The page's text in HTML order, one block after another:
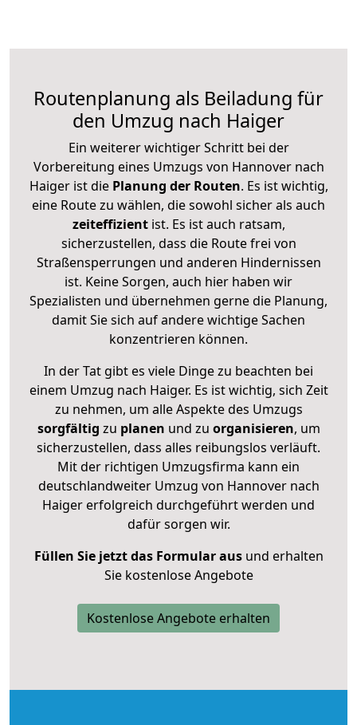
Routenplanung als Beiladung für
den Umzug nach Haiger
Ein weiterer wichtiger Schritt bei der
Vorbereitung eines Umzugs von Hannover nach
Haiger ist diePlanung der Routen. Es ist wichtig,
eine Route zu wählen, die sowohl sicher als auch
zeiteffizientist. Es ist auch ratsam,
sicherzustellen, dass die Route frei von
Straßensperrungen und anderen Hindernissen
ist. Keine Sorgen, auch hier haben wir
Spezialisten und übernehmen gerne die Planung,
damit Sie sich auf andere wichtige Sachen
konzentrieren können.
In der Tat gibt es viele Dinge zu beachten bei
einem Umzug nach Haiger. Es ist wichtig, sich Zeit
zu nehmen, um alle Aspekte des Umzugs
sorgfältig zu planen und zu organisieren, um
sicherzustellen, dass alles reibungslos verläuft.
Mit der richtigen Umzugsfirma kann ein
deutschlandweiter Umzug von Hannover nach
Haiger erfolgreich durchgeführt werden und
dafür sorgen wir.
Füllen Sie jetzt das Formular ausund erhalten
Sie kostenlose Angebote
Kostenlose Angebote erhalten